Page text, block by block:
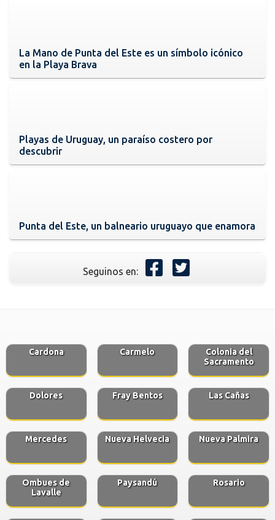
La Mano de Punta del Este es un símbolo icónico
en la Playa Brava
Playas de Uruguay, un paraíso costero por
descubrir
Punta del Este, un balneario uruguayo que enamora
Seguinos en:
Cardona Carmelo
Colonia del
Sacramento
Dolores Fray Bentos Las Cañas
Mercedes Nueva Helvecia Nueva Palmira
Ombues de
Lavalle
Paysandú Rosario